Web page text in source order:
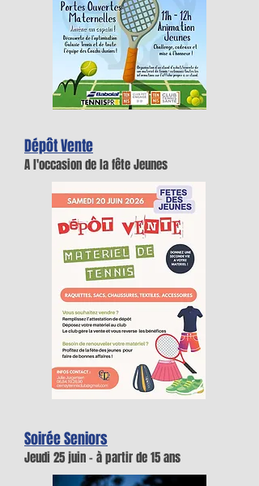
Dépôt Vente
A l'occasion de la fête Jeunes
Soirée Seniors
Jeudi 25 juin - à partir de 15 ans